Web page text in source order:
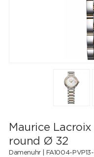
Maurice Lacroix
round Ø 32
Damenuhr | FA1004-PVP13-